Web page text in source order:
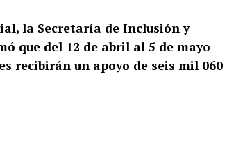
la Secretaría de Inclusión y
que del 12 de abril al 5 de mayo
recibirán un apoyo de seis mil 060